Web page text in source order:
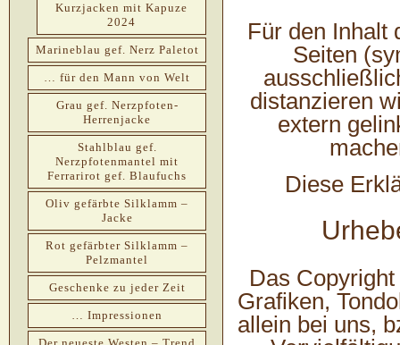
Für den Inhalt
Seiten
distanzieren
extern
Diese
Das
Grafiken,
allein bei uns,
Kurzjacken mit Kapuze
2024
Marineblau gef. Nerz Paletot
… für den Mann von Welt
Grau gef. Nerzpfoten-
Herrenjacke
Stahlblau gef.
Nerzpfotenmantel mit
Ferrarirot gef. Blaufuchs
Oliv gefärbte Silklamm –
Jacke
Rot gefärbter Silklamm –
Pelzmantel
Geschenke zu jeder Zeit
… Impressionen